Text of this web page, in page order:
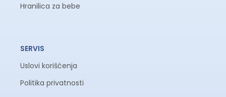
Hranilica za bebe
SERVIS
Uslovi korišćenja
Politika privatnosti